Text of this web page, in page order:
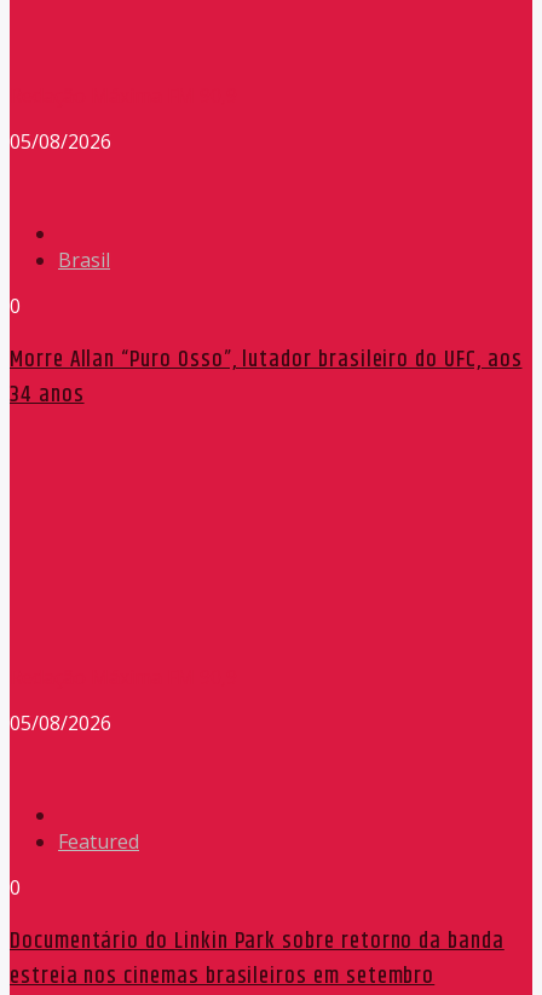
05/08/2026
Brasil
0
Morre Allan “Puro Osso”, lutador brasileiro do UFC, aos
34 anos
05/08/2026
Featured
0
Documentário do Linkin Park sobre retorno da banda
estreia nos cinemas brasileiros em setembro